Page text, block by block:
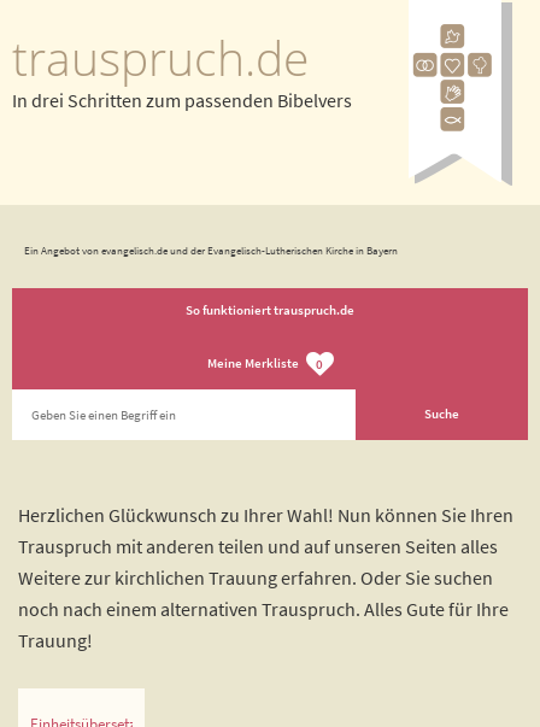
trauspruch.de
In drei Schritten zum passenden Bibelvers
Ein Angebot von evangelisch.de und der Evangelisch-Lutherischen Kirche in Bayern
So funktioniert trauspruch.de
Meine Merkliste 0
Herzlichen Glückwunsch zu Ihrer Wahl! Nun können Sie Ihren
Trauspruch mit anderen teilen und auf unseren Seiten alles
Weitere zur kirchlichen Trauung erfahren. Oder Sie suchen
noch nach einem alternativen Trauspruch. Alles Gute für Ihre
Trauung!